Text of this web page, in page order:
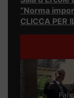
“Norma
CLICCA PER
Fai